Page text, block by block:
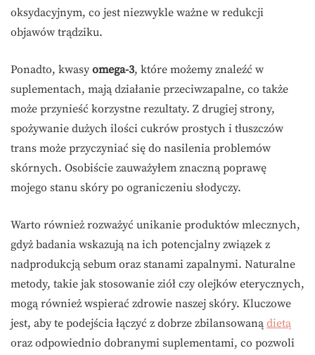
oksydacyjnym, co jest niezwykle ważne w redukcji
objawów trądziku.
Ponadto, kwasy omega-3, które możemy znaleźć w
suplementach, mają działanie przeciwzapalne, co także
może przynieść korzystne rezultaty. Z drugiej strony,
spożywanie dużych ilości cukrów prostych i tłuszczów
trans może przyczyniać się do nasilenia problemów
skórnych. Osobiście zauważyłem znaczną poprawę
mojego stanu skóry po ograniczeniu słodyczy.
Warto również rozważyć unikanie produktów mlecznych,
gdyż badania wskazują na ich potencjalny związek z
nadprodukcją sebum oraz stanami zapalnymi. Naturalne
metody, takie jak stosowanie ziół czy olejków eterycznych,
mogą również wspierać zdrowie naszej skóry. Kluczowe
jest, aby te podejścia łączyć z dobrze zbilansowaną dietą
oraz odpowiednio dobranymi suplementami, co pozwoli